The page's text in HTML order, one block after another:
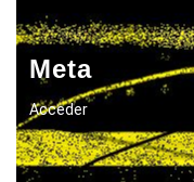
Meta
Acceder